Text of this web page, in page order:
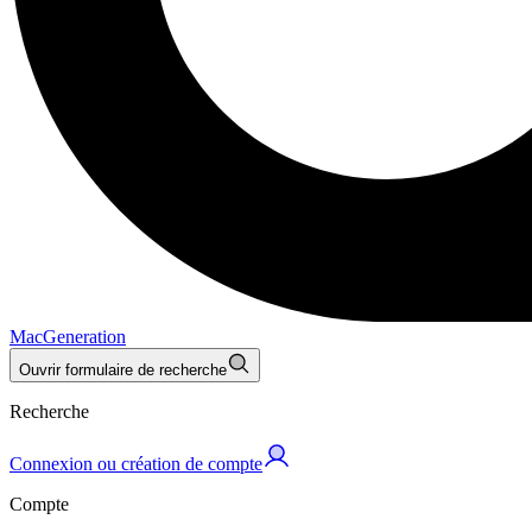
MacGeneration
Ouvrir formulaire de recherche
Recherche
Connexion ou création de compte
Compte